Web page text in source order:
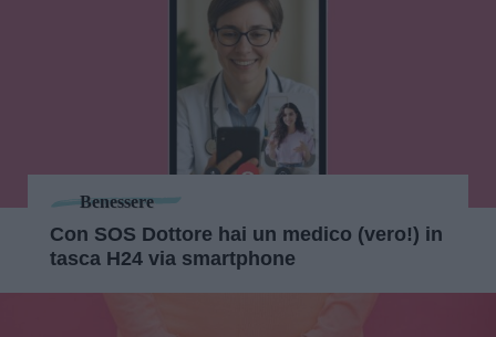
Benessere
Con SOS Dottore hai un medico (vero!) in
tasca H24 via smartphone